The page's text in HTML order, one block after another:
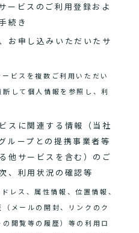
ービスのご利用登録およ
続き
お申し込みいただいたサ
ビスを複数ご利用いただい
して個人情報を参照し、利
スに関連する情報（当社
ループとの提携事業者等
他サービスを含む）のご
、利用状況の確認等
レス、属性情報、位置情報、
メールの開封、リンクのク
閲覧等の履歴）等の利用ロ